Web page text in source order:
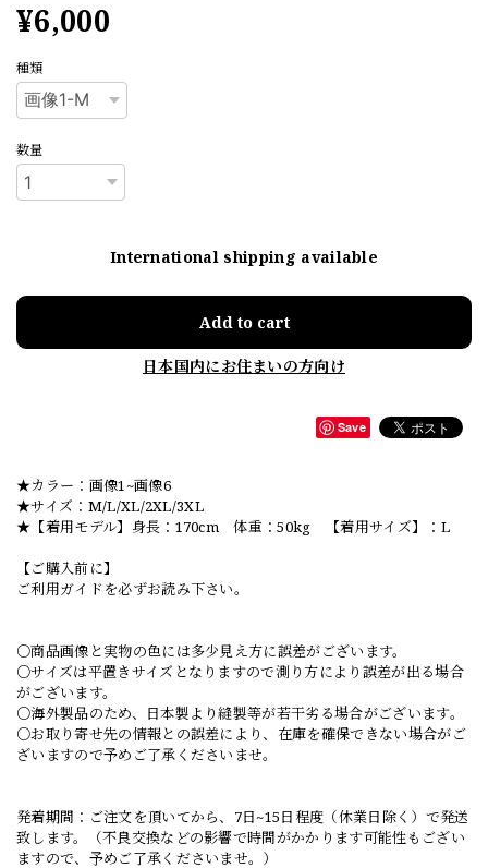
¥6,000
種類
数量
International shipping available
Add to cart
日本国内にお住まいの方向け
Save
★カラー：画像1~画像6
★サイズ：M/L/XL/2XL/3XL
★【着用モデル】身長：170cm 体重：50kg 【着用サイズ】：L
【ご購入前に】
ご利用ガイドを必ずお読み下さい。
○商品画像と実物の色には多少見え方に誤差がございます。
○サイズは平置きサイズとなりますので測り方により誤差が出る場合
がございます。
○海外製品のため、日本製より縫製等が若干劣る場合がございます。
○お取り寄せ先の情報との誤差により、在庫を確保できない場合がご
ざいますので予めご了承くださいませ。
発着期間：ご注文を頂いてから、7日~15日程度（休業日除く）で発送
致します。（不良交換などの影響で時間がかかります可能性もござい
ますので、予めご了承くださいませ。）